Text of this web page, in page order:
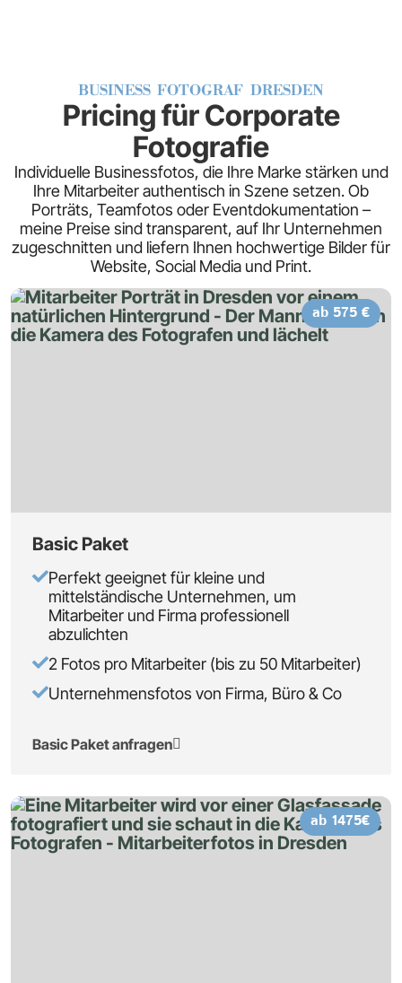
BUSINESS FOTOGRAF DRESDEN
Pricing für Corporate
Fotografie
Individuelle Businessfotos, die Ihre Marke stärken und
Ihre Mitarbeiter authentisch in Szene setzen. Ob
Porträts, Teamfotos oder Eventdokumentation –
meine Preise sind transparent, auf Ihr Unternehmen
zugeschnitten und liefern Ihnen hochwertige Bilder für
Website, Social Media und Print.
ab 575 €
Basic Paket
Perfekt geeignet für kleine und
mittelständische Unternehmen, um
Mitarbeiter und Firma professionell
abzulichten
2 Fotos pro Mitarbeiter (bis zu 50 Mitarbeiter)
Unternehmensfotos von Firma, Büro & Co
Basic Paket anfragen
ab 1475€